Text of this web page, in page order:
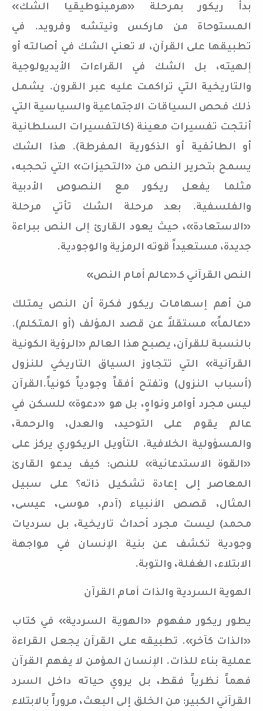
بدأ ريكور بمرحلة «هرمينوطيقيا الشك»
المستوحاة من ماركس ونيتشه وفرويد. في
تطبيقها على القرآن، لا تعني الشك في أصالته أو
إلهيته، بل الشك في القراءات الأيديولوجية
والتاريخية التي تراكمت عليه عبر القرون. يشمل
ذلك فحص السياقات الاجتماعية والسياسية التي
أنتجت تفسيرات معينة (كالتفسيرات السلطانية
أو الطائفية أو الذكورية المفرطة). هذا الشك
يسمح بتحرير النص من «التحيزات» التي تحجبه،
مثلما يفعل ريكور مع النصوص الأدبية
والفلسفية. بعد مرحلة الشك تأتي مرحلة
«الاستعادة»، حيث يعود القارئ إلى النص ببراءة
جديدة، مستعيداً قوته الرمزية والوجودية.
النص القرآني كـ«عالم أمام النص»
من أهم إسهامات ريكور فكرة أن النص يمتلك
«عالماً» مستقلاً عن قصد المؤلف (أو المتكلم).
بالنسبة للقرآن، يصبح هذا العالم «الرؤية الكونية
القرآنية» التي تتجاوز السياق التاريخي للنزول
(أسباب النزول) وتفتح أفقاً وجودياً كونياً.القرآن
ليس مجرد أوامر ونواهٍ، بل هو «دعوة» للسكن في
عالم يقوم على التوحيد، والعدل، والرحمة،
والمسؤولية الخلافية. التأويل الريكوري يركز على
«القوة الاستدعائية» للنص: كيف يدعو القارئ
المعاصر إلى إعادة تشكيل ذاته؟ على سبيل
المثال، قصص الأنبياء (آدم، موسى، عيسى،
محمد) ليست مجرد أحداث تاريخية، بل سرديات
وجودية تكشف عن بنية الإنسان في مواجهة
الابتلاء، الغفلة، والتوبة.
الهوية السردية والذات أمام القرآن
يطور ريكور مفهوم «الهوية السردية» في كتاب
«الذات كآخر». تطبيقه على القرآن يجعل القراءة
عملية بناء للذات. الإنسان المؤمن لا يفهم القرآن
فهماً نظرياً فقط، بل يروي حياته داخل السرد
القرآني الكبير: من الخلق إلى البعث، مروراً بالابتلاء